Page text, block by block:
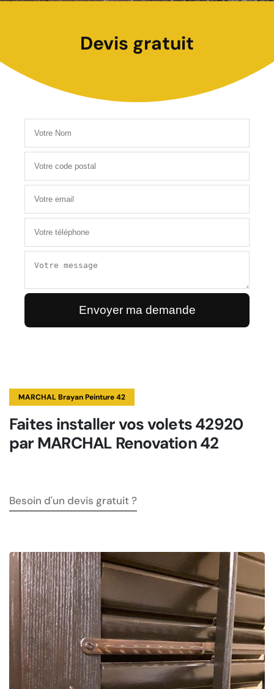
Devis gratuit
MARCHAL Brayan Peinture 42
Faites installer vos volets 42920
par MARCHAL Renovation 42
Besoin d'un devis gratuit ?